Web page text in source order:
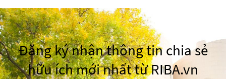
Đăng ký nhận thông tin chia sẻ
hữu ích mới nhất từ RIBA.vn